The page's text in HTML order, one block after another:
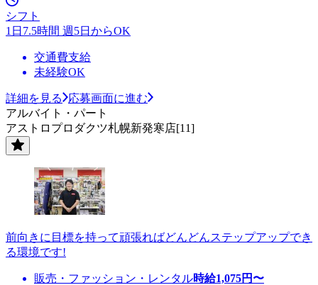
シフト
1日7.5時間 週5日からOK
交通費支給
未経験OK
詳細を見る
応募画面に進む
アルバイト・パート
アストロプロダクツ札幌新発寒店[11]
前向きに目標を持って頑張ればどんどんステップアップでき
る環境です!
販売・ファッション・レンタル時給1,075円〜